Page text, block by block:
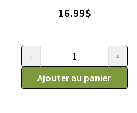
16.99$
quantité
Couteau
- +
Ajouter au panier